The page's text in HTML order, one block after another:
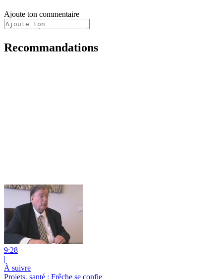
Ajoute ton commentaire
Recommandations
9:28
|
À suivre
Projets, santé : Frêche se confie